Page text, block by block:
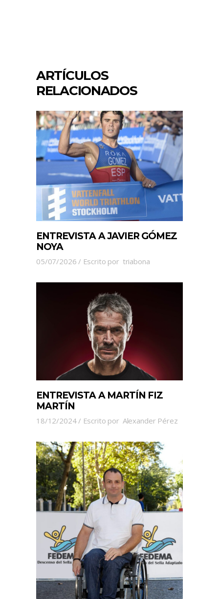
ARTÍCULOS
RELACIONADOS
ENTREVISTA A JAVIER GÓMEZ
NOYA
05/07/2026 Escrito por triabona
ENTREVISTA A MARTÍN FIZ
MARTÍN
18/12/2024 Escrito por Alexander Pérez